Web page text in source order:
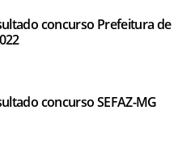
concurso Prefeitura de
concurso SEFAZ-MG